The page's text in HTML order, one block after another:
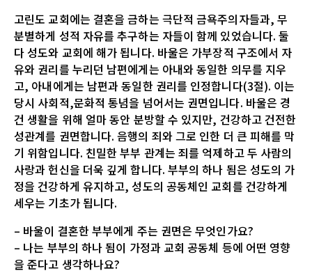
고린도 교회에는 결혼을 금하는 극단적 금욕주의자들과, 무
분별하게 성적 자유를 추구하는 자들이 함께 있었습니다. 둘
다 성도와 교회에 해가 됩니다. 바울은 가부장적 구조에서 자
유와 권리를 누리던 남편에게는 아내와 동일한 의무를 지우
고, 아내에게는 남편과 동일한 권리를 인정합니다(3절). 이는
당시 사회적,문화적 통념을 넘어서는 권면입니다. 바울은 경
건 생활을 위해 얼마 동안 분방할 수 있지만, 건강하고 건전한
성관계를 권면합니다. 음행의 죄와 그로 인한 더 큰 피해를 막
기 위함입니다. 친밀한 부부 관계는 죄를 억제하고 두 사람의
사랑과 헌신을 더욱 깊게 합니다. 부부의 하나 됨은 성도의 가
정을 건강하게 유지하고, 성도의 공동체인 교회를 건강하게
세우는 기초가 됩니다.
– 바울이 결혼한 부부에게 주는 권면은 무엇인가요?
– 나는 부부의 하나 됨이 가정과 교회 공동체 등에 어떤 영향
을 준다고 생각하나요?